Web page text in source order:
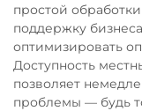
простой
поддержку
оптимизировать
Доступность
позволяет
проблемы — будь